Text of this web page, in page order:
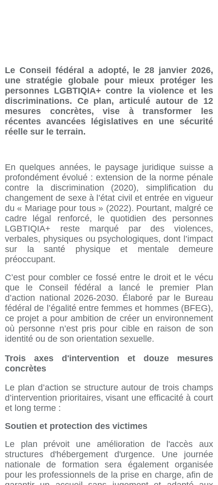
Le Conseil fédéral a adopté, le 28 janvier 2026,
une stratégie globale pour mieux protéger les
personnes LGBTIQIA+ contre la violence et les
discriminations. Ce plan, articulé autour de 12
mesures concrètes, vise à transformer les
récentes avancées législatives en une sécurité
réelle sur le terrain.
En quelques années, le paysage juridique suisse a
profondément évolué : extension de la norme pénale
contre la discrimination (2020), simplification du
changement de sexe à l’état civil et entrée en vigueur
du « Mariage pour tous » (2022). Pourtant, malgré ce
cadre légal renforcé, le quotidien des personnes
LGBTIQIA+ reste marqué par des violences,
verbales, physiques ou psychologiques, dont l’impact
sur la santé physique et mentale demeure
préoccupant.
C’est pour combler ce fossé entre le droit et le vécu
que le Conseil fédéral a lancé le premier Plan
d’action national 2026-2030. Élaboré par le Bureau
fédéral de l’égalité entre femmes et hommes (BFEG),
ce projet a pour ambition de créer un environnement
où personne n’est pris pour cible en raison de son
identité ou de son orientation sexuelle.
Trois axes d'intervention et douze mesures
concrètes
Le plan d’action se structure autour de trois champs
d’intervention prioritaires, visant une efficacité à court
et long terme :
Soutien et protection des victimes
Le plan prévoit une amélioration de l'accès aux
structures d'hébergement d'urgence. Une journée
nationale de formation sera également organisée
pour les professionnels de la prise en charge, afin de